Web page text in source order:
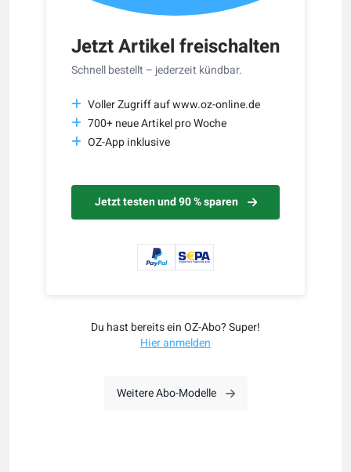
Jetzt Artikel freischalten
Schnell bestellt – jederzeit kündbar.
Voller Zugriff auf www.oz-online.de
700+ neue Artikel pro Woche
OZ-App inklusive
Jetzt testen und 90 % sparen
Du hast bereits ein OZ-Abo? Super!
Hier anmelden
Weitere Abo-Modelle